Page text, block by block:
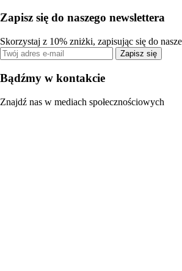
Zapisz się do naszego newslettera
Skorzystaj z 10% zniżki, zapisując się do
Zapisz się
Bądźmy w kontakcie
Znajdź nas w mediach społecznościowych